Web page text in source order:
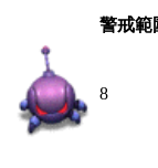
警戒範
8